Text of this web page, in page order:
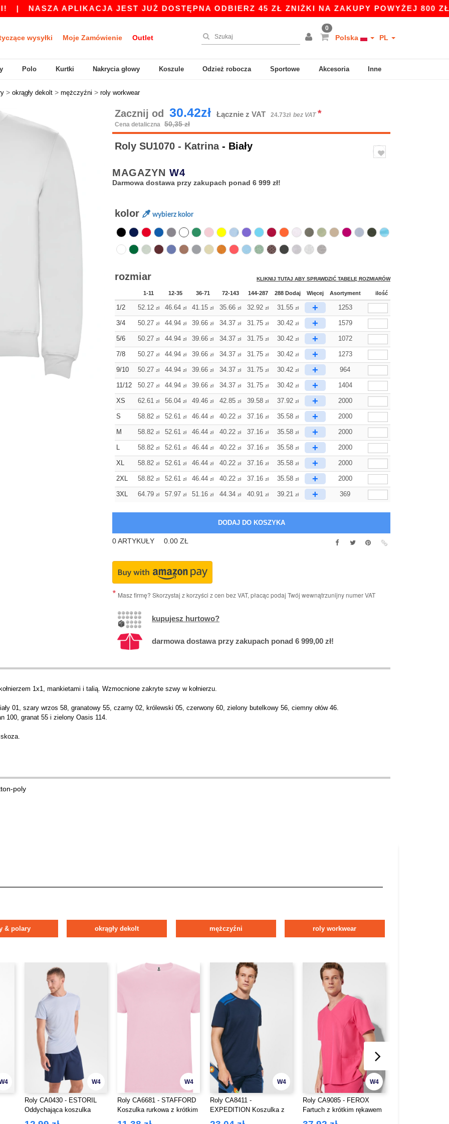
APLIKACJA JEST JUŻ DOSTĘPNA ODBIERZ 45 ZŁ ZNIŻKI NA ZAKUPY POWYŻEJ 800 ZŁ Z
wysyłki Moje Zamówienie Outlet
0
Polska PL
Polo Kurtki Nakrycia głowy Koszule Odzież robocza Sportowe Akcesoria Inne
> okrągły dekolt > mężczyźni > roly workwear
Zacznij od 30.42zł Łącznie z VAT 24.73zł bez VAT *
Cena detaliczna 50,35 zł
Roly SU1070 - Katrina - Biały
MAGAZYN W4
Darmowa dostawa przy zakupach ponad 6 999 zł!
kolor wybierz kolor
rozmiar KLIKNIJ TUTAJ ABY SPRAWDZIĆ TABELĘ ROZMIARÓW
1-11 12-35 36-71 72-143 144-287 288 Dodaj Więcej Asortyment ilość
1/2 52.12 zł 46.64 zł 41.15 zł 35.66 zł 32.92 zł 31.55 zł + 1253
3/4 50.27 zł 44.94 zł 39.66 zł 34.37 zł 31.75 zł 30.42 zł + 1579
5/6 50.27 zł 44.94 zł 39.66 zł 34.37 zł 31.75 zł 30.42 zł + 1072
7/8 50.27 zł 44.94 zł 39.66 zł 34.37 zł 31.75 zł 30.42 zł + 1273
9/10 50.27 zł 44.94 zł 39.66 zł 34.37 zł 31.75 zł 30.42 zł + 964
11/12 50.27 zł 44.94 zł 39.66 zł 34.37 zł 31.75 zł 30.42 zł + 1404
XS 62.61 zł 56.04 zł 49.46 zł 42.85 zł 39.58 zł 37.92 zł + 2000
S 58.82 zł 52.61 zł 46.44 zł 40.22 zł 37.16 zł 35.58 zł + 2000
M 58.82 zł 52.61 zł 46.44 zł 40.22 zł 37.16 zł 35.58 zł + 2000
L 58.82 zł 52.61 zł 46.44 zł 40.22 zł 37.16 zł 35.58 zł + 2000
XL 58.82 zł 52.61 zł 46.44 zł 40.22 zł 37.16 zł 35.58 zł + 2000
2XL 58.82 zł 52.61 zł 46.44 zł 40.22 zł 37.16 zł 35.58 zł + 2000
3XL 64.79 zł 57.97 zł 51.16 zł 44.34 zł 40.91 zł 39.21 zł + 369
0ARTYKUŁY 0.00 ZŁ
Masz firmę? Skorzystaj z korzyści z cen bez VAT, płacąc podaj Twój wewnątrzunijny numer VAT
kupujesz hurtowo?
darmowa dostawa przy zakupach ponad 6 999,00 zł!
1x1, mankietami i talią. Wzmocnione zakryte szwy w kołnierzu.
01, szary wrzos 58, granatowy 55, czarny 02, królewski 05, czerwony 60, zielony butelkowy 56, ciemny ołów 46.
100, granat 55 i zielony Oasis 114.
poly
& polary okrągły dekolt mężczyźni roly workwear
W4
Roly CA0430 - ESTORIL
Oddychająca koszulka
techniczna z krótkim
W4
Roly CA6681 - STAFFORD
Koszulka rurkowa z krótkim
rękawem z bocznymi
W4
Roly CA8411 -
EXPEDITION Koszulka z
krótkim rękawem
W4
Roly CA9085 - FEROX
Fartuch z krótkim rękawem